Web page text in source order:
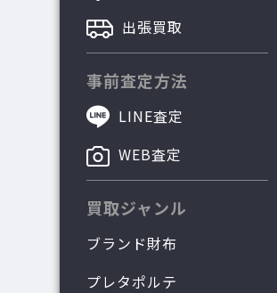
出張買取
事前査定方法
LINE査定
WEB査定
買取ジャンル
ブランド財布
プレタポルテ